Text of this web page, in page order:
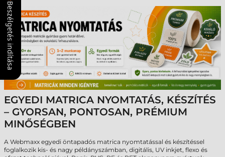
EGYEDI MATRICA NYOMTATÁS, KÉSZÍTÉS
– GYORSAN, PONTOSAN, PRÉMIUM
MINŐSÉGBEN
A Webmaxx egyedi öntapadós matrica nyomtatással és készítéssel
foglalkozik kis- és nagy példányszámban, digitális, UV inkjet, flexo és
Beszélgetés indítása